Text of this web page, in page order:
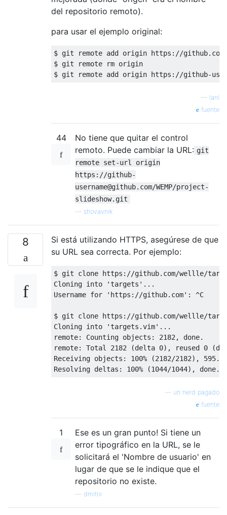
del repositorio remoto).
para usar el ejemplo original:
$ git remote add origin https://github.com/
$ git remote rm origin
— IanI
fuente
44
No tiene que quitar el control
remoto. Puede cambiar la URL: git
remote set-url origin
https://github-
username@github.com/WEMP/project-
slideshow.git
shovavnik
8
Si está utilizando HTTPS, asegúrese de que
su URL sea correcta. Por ejemplo:
$ git clone https://github.com/wellle/
Cloning into 'targets'...
Username for 'https://github.com': ^C
$ git clone https://github.com/wellle/
Cloning into 'targets.vim'...
remote: Counting objects: 2182, done.
remote: Total 2182 (delta 0), reused 0
Receiving objects: 100% (2182/2182),
un nerd pagado
fuente
1
Ese es un gran punto! Si tiene un
error tipográfico en la URL, se le
solicitará el 'Nombre de usuario' en
lugar de que se le indique que el
repositorio no existe.
dmitrii